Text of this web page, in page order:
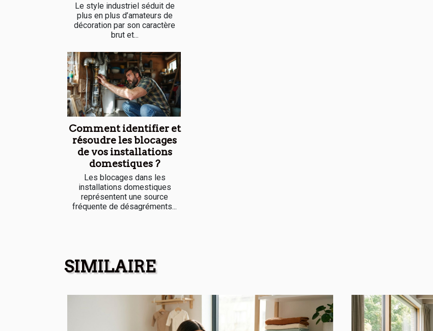
Le style industriel séduit de
plus en plus d’amateurs de
décoration par son caractère
brut et...
Comment identifier et
résoudre les blocages
de vos installations
domestiques ?
Les blocages dans les
installations domestiques
représentent une source
fréquente de désagréments...
SIMILAIRE